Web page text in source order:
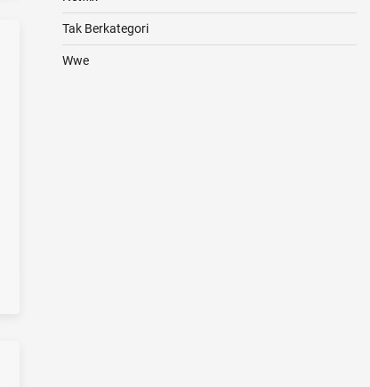
Tak Berkategori
Wwe